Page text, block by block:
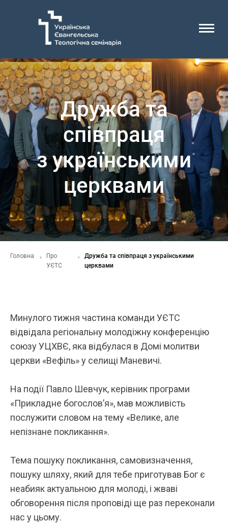
Дружба та
співпраця
з українськими
церквами
Головна
Про
УЄТС
Дружба та співпраця з українськими
церквами
Минулого тижня частина команди УЄТС
відвідала регіональну молодіжну конференцію
союзу УЦХВЄ, яка відбулася в Домі молитви
церкви «Вефіль» у селищі Маневичі.
На події Павло Шевчук, керівник програми
«Прикладне богословʼя», мав можливість
послужити словом на тему «Велике, але
непізнане покликання».
Тема пошуку покликання, самовизначення,
пошуку шляху, який для тебе приготував Бог є
неабияк актуальною для молоді, і жваві
обговорення після проповіді ще раз переконали
нас у цьому.